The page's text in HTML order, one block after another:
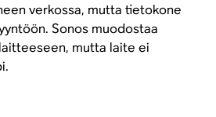
verkossa, mutta tietokone
Sonos muodostaa
mutta laite ei